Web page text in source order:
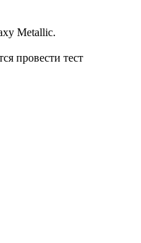
Metallic.
провести тест